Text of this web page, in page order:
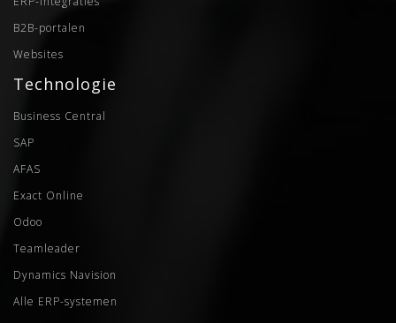
B2B-portalen
Websites
Technologie
Business Central
SAP
AFAS
Exact Online
Odoo
Teamleader
Dynamics Navision
Alle ERP-systemen